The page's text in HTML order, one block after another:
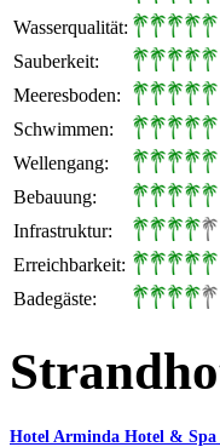
Wasserqualität:
Sauberkeit:
Meeresboden:
Schwimmen:
Wellengang:
Bebauung:
Infrastruktur:
Erreichbarkeit:
Badegäste:
Hotel Arminda Hotel & Spa